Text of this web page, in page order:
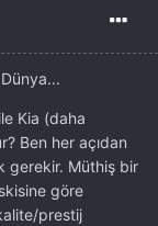
Kia (daha
Ben her açıdan
gerekir. Müthiş bir
göre
prestij